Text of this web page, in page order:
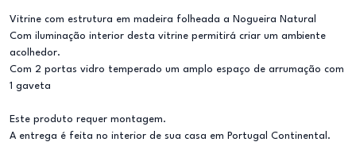
Vitrine com estrutura em madeira folheada a Nogueira Natural
Com iluminação interior desta vitrine permitirá criar um ambiente
acolhedor.
Com 2 portas vidro temperado um amplo espaço de arrumação com
1 gaveta
Este produto requer montagem.
A entrega é feita no interior de sua casa em Portugal Continental.